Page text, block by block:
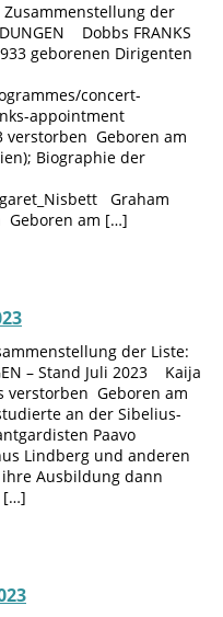
Zusammenstellung der
Dobbs FRANKS
geborenen Dirigenten
concert-
appointment
verstorben Geboren am
Biographie der
Graham
Geboren am […]
der Liste:
– Stand Juli 2023 Kaija
verstorben Geboren am
an der Sibelius-
Paavo
Lindberg und anderen
Ausbildung dann
[…]